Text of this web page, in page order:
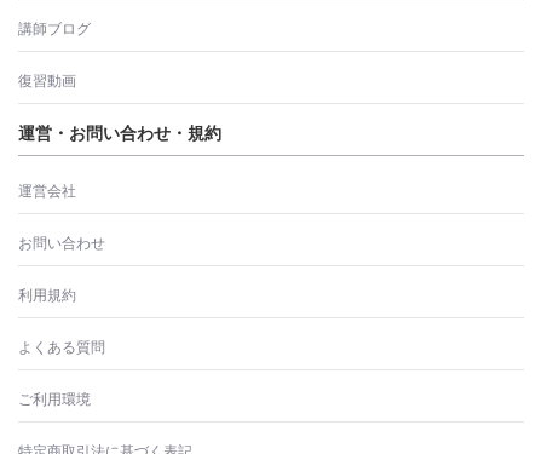
講師ブログ
復習動画
運営・お問い合わせ・規約
運営会社
お問い合わせ
利用規約
よくある質問
ご利用環境